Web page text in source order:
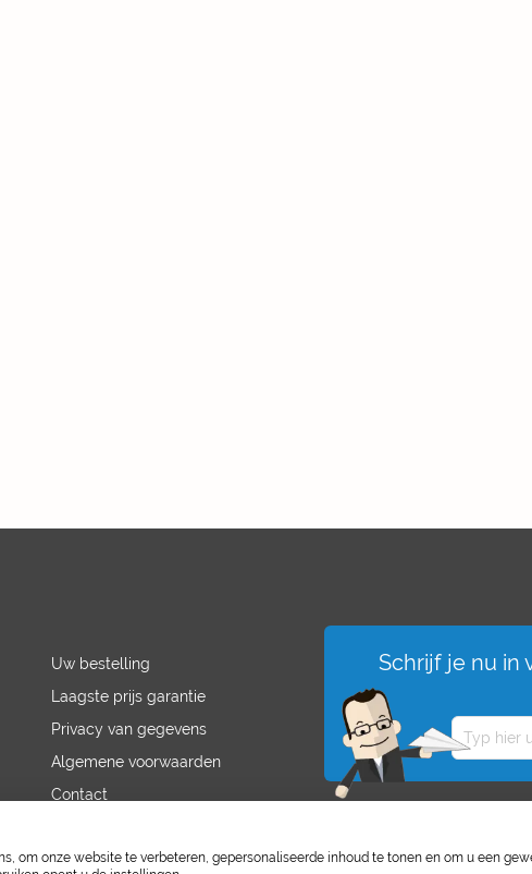
Uw bestelling
Laagste prijs garantie
Privacy van gegevens
Algemene voorwaarden
Contact
Schrijf je nu in
om onze website te verbeteren, gepersonaliseerde inhoud te tonen en om u een